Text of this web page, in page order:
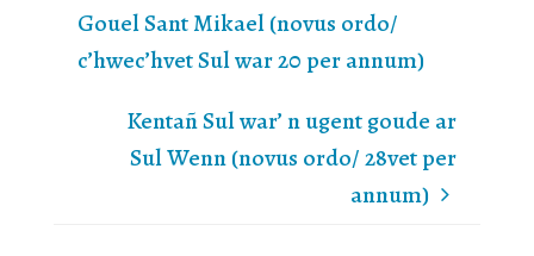
Gouel Sant Mikael (novus ordo/
c’hwec’hvet Sul war 20 per annum)
Kentañ Sul war’ n ugent goude ar
Sul Wenn (novus ordo/ 28vet per
annum)